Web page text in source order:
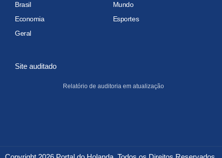
Brasil
Mundo
Economia
Esportes
Geral
Site auditado
Relatório de auditoria em atualização